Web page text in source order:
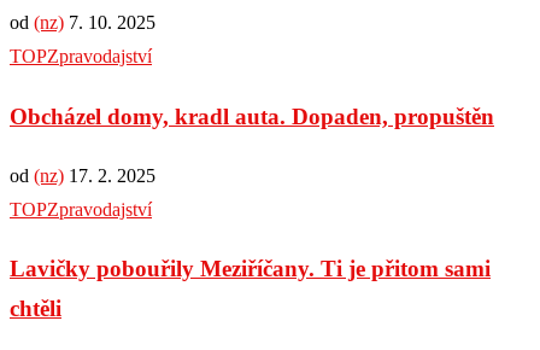
od (nz) 7. 10. 2025
TOPZpravodajství
Obcházel domy, kradl auta. Dopaden, propuštěn
od (nz) 17. 2. 2025
TOPZpravodajství
Lavičky pobouřily Meziříčany. Ti je přitom sami
chtěli